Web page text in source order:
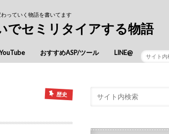
っていく物語を書いてます
でセミリタイアする物語
おすすめASP/ツール LINE@
歴史